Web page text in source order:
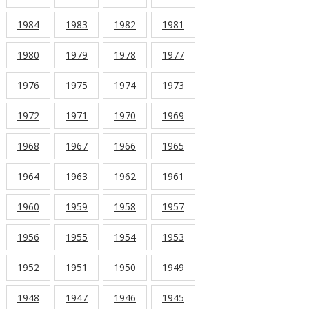
1984 1983 1982 1981
1980 1979 1978 1977
1976 1975 1974 1973
1972 1971 1970 1969
1968 1967 1966 1965
1964 1963 1962 1961
1960 1959 1958 1957
1956 1955 1954 1953
1952 1951 1950 1949
1948 1947 1946 1945